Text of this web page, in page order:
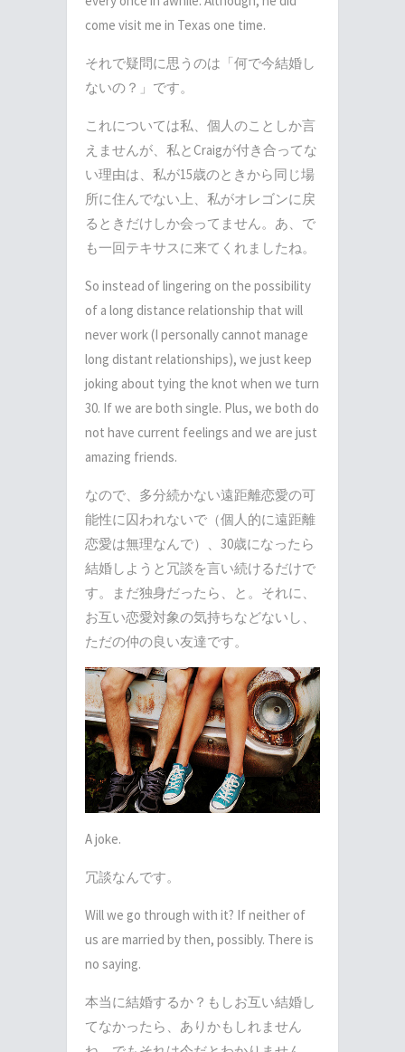
come visit me in Texas one time.
それで疑問に思うのは「何で今結婚し
ないの？」です。
これについては私、個人のことしか言
えませんが、私とCraigが付き合ってな
い理由は、私が15歳のときから同じ場
所に住んでない上、私がオレゴンに戻
るときだけしか会ってません。あ、で
も一回テキサスに来てくれましたね。
So instead of lingering on the possibility
of a long distance relationship that will
never work (I personally cannot manage
long distant relationships), we just keep
joking about tying the knot when we turn
30. If we are both single. Plus, we both do
not have current feelings and we are just
amazing friends.
なので、多分続かない遠距離恋愛の可
能性に囚われないで（個人的に遠距離
恋愛は無理なんで）、30歳になったら
結婚しようと冗談を言い続けるだけで
す。まだ独身だったら、と。それに、
お互い恋愛対象の気持ちなどないし、
ただの仲の良い友達です。
A joke.
冗談なんです。
Will we go through with it? If neither of
us are married by then, possibly. There is
no saying.
本当に結婚するか？もしお互い結婚し
てなかったら、ありかもしれません